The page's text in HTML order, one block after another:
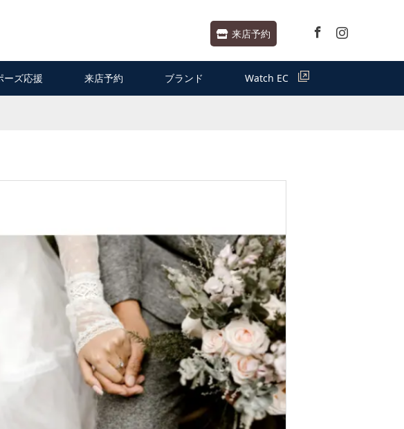
来店予約
Instagram
ーズ応援 来店予約 ブランド Watch EC